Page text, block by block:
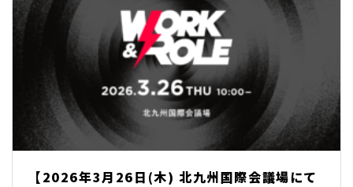
【2026年3月26日(木) 北九州国際会議場にて